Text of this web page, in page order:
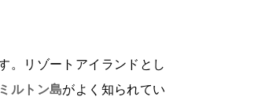
。リゾートアイランドとし
ルトン島がよく知られてい